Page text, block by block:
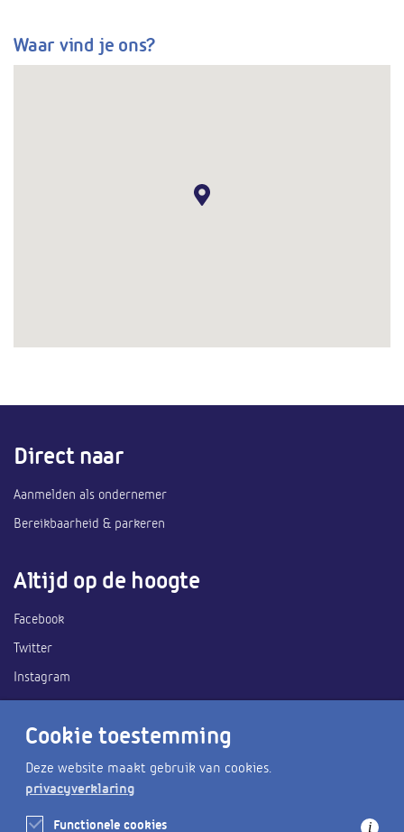
Waar vind je ons?
Direct naar
Aanmelden als ondernemer
Bereikbaarheid & parkeren
Altijd op de hoogte
Facebook
Twitter
Instagram
Ook handig
Heemskerk Zee van tijd
Gemeente Heemskerk
Cookie toestemming
Deze website maakt gebruik van cookies.
privacyverklaring
Functionele cookies i